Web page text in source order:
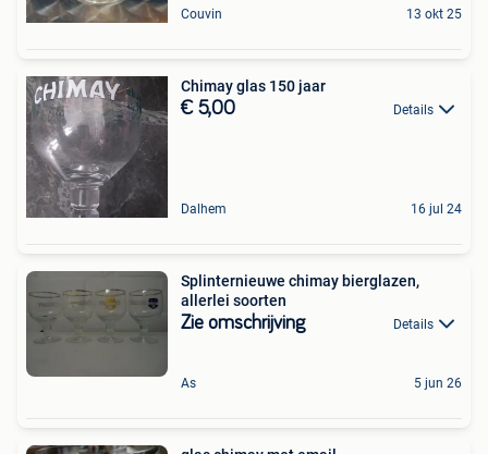
Couvin 13 okt 25
Chimay glas 150 jaar
€ 5,00 Details
Dalhem 16 jul 24
Splinternieuwe chimay bierglazen,
allerlei soorten
Zie omschrijving Details
As 5 jun 26